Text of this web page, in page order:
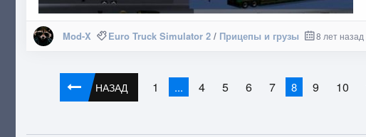
Mod-X Euro Truck Simulator 2/ Прицепы и грузы 8 лет назад
НАЗАД 1 ... 4 5 6 7 8 9 10